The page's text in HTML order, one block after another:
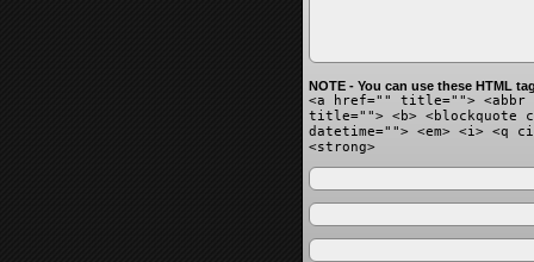
NOTE - You can use these HTML
<a href="" title=""> <abbr
title=""> <b> <blockquote
datetime=""> <em> <i> <q
<strong>